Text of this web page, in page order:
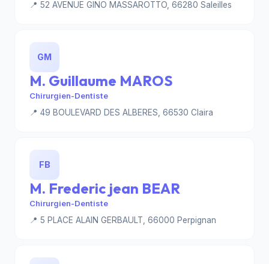
📍 52 AVENUE GINO MASSAROTTO, 66280 Saleilles
GM
M. Guillaume MAROS
Chirurgien-Dentiste
📍 49 BOULEVARD DES ALBERES, 66530 Claira
FB
M. Frederic jean BEAR
Chirurgien-Dentiste
📍 5 PLACE ALAIN GERBAULT, 66000 Perpignan